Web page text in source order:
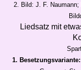
2. Bild: J. F.
Liedsatz mit
1.